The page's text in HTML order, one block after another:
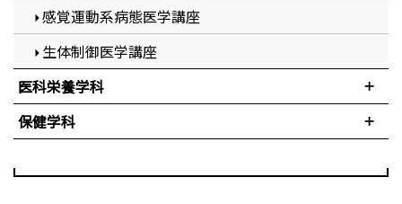
感覚運動系病態医学講座
生体制御医学講座
医科栄養学科
保健学科